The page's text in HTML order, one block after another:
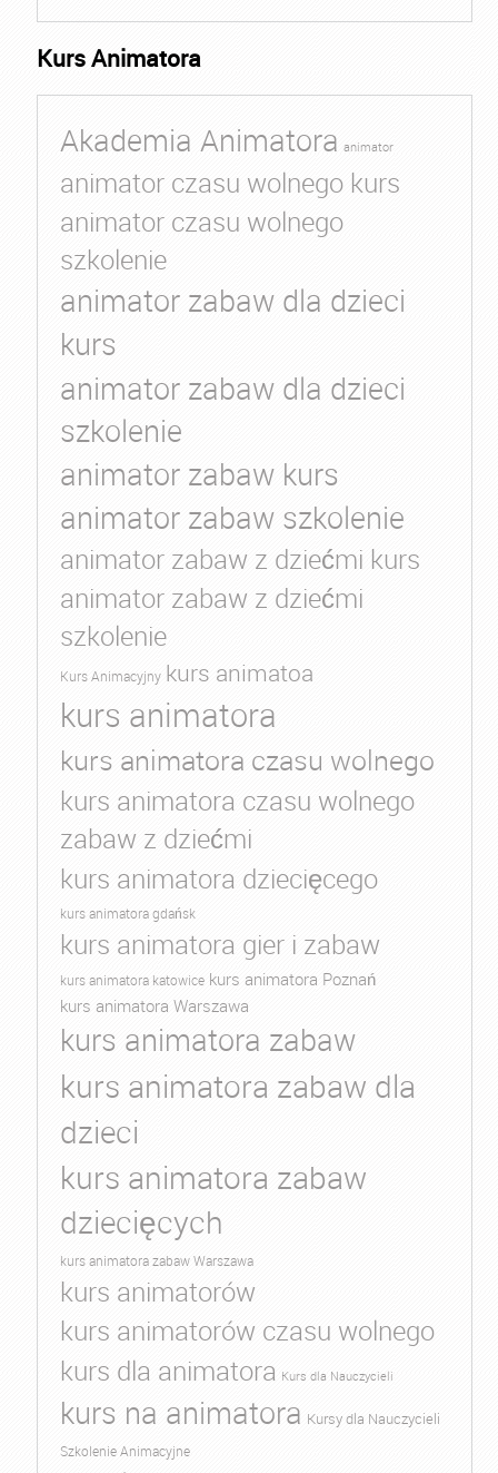
Kurs Animatora
Akademia Animatora animator
animator czasu wolnego kurs
animator czasu wolnego
szkolenie
animator zabaw dla dzieci
kurs
animator zabaw dla dzieci
szkolenie
animator zabaw kurs
animator zabaw szkolenie
animator zabaw z dziećmi kurs
animator zabaw z dziećmi
szkolenie
Kurs Animacyjny kurs animatoa
kurs animatora
kurs animatora czasu wolnego
kurs animatora czasu wolnego
zabaw z dziećmi
kurs animatora dziecięcego
kurs animatora gdańsk
kurs animatora gier i zabaw
kurs animatora katowice kurs animatora Poznań
kurs animatora Warszawa
kurs animatora zabaw
kurs animatora zabaw dla
dzieci
kurs animatora zabaw
dziecięcych
kurs animatora zabaw Warszawa
kurs animatorów
kurs animatorów czasu wolnego
kurs dla animatora Kurs dla Nauczycieli
kurs na animatora Kursy dla Nauczycieli
Szkolenie Animacyjne